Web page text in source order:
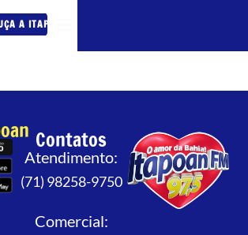
A ITAPOAN FM
Contatos
Atendimento:
(71) 98258-9750
Comercial: